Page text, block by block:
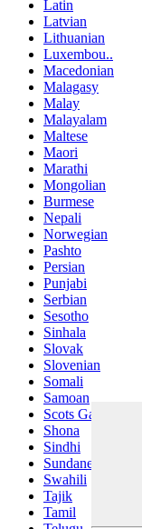
Latin
Latvian
Lithuanian
Luxembou..
Macedonian
Malagasy
Malay
Malayalam
Maltese
Maori
Marathi
Mongolian
Burmese
Nepali
Norwegian
Pashto
Persian
Punjabi
Serbian
Sesotho
Sinhala
Slovak
Slovenian
Somali
Samoan
Scots Gaelic
Shona
Sindhi
Sundanese
Swahili
Tajik
Tamil